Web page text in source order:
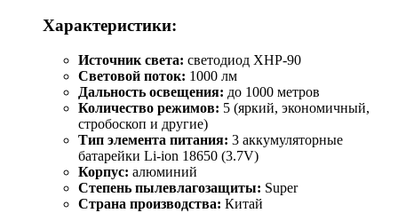
Характеристики:
Источник света: светодиод XHP-90
Световой поток: 1000 лм
Дальность освещения: до 1000 метров
Количество режимов: 5 (яркий, экономичный,
стробоскоп и другие)
Тип элемента питания: 3 аккумуляторные
батарейки Li-ion 18650 (3.7V)
Корпус: алюминий
Степень пылевлагозащиты: Super
Страна производства: Китай